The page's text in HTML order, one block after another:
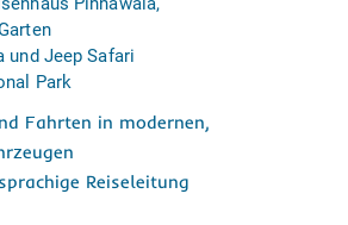
und Jeep Safari
Park
Fahrten in modernen,
Reiseleitung